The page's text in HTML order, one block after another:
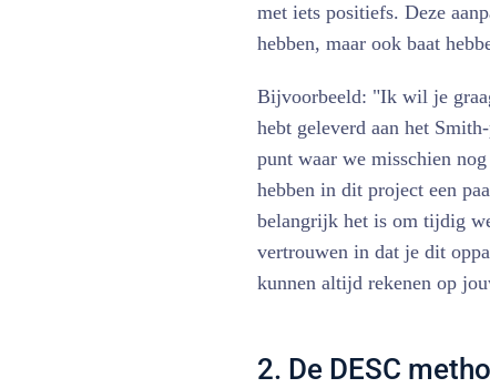
met iets positiefs. Deze
hebben, maar ook baat
Bijvoorbeeld: "Ik wil je
hebt geleverd aan het
punt waar we misschien
hebben in dit project een
belangrijk het is om tijdig
vertrouwen in dat je dit
kunnen altijd rekenen op
2. De DESC